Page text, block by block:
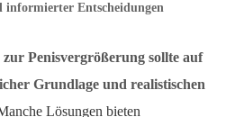
informierter Entscheidungen
Penisvergrößerung sollte auf
Grundlage und realistischen
Lösungen bieten